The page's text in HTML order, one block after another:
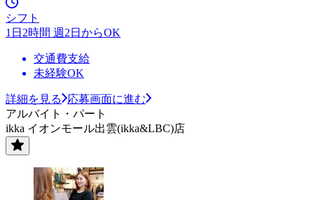
シフト
1日2時間 週2日からOK
交通費支給
未経験OK
詳細を見る
応募画面に進む
アルバイト・パート
ikka イオンモール出雲(ikka&LBC)店